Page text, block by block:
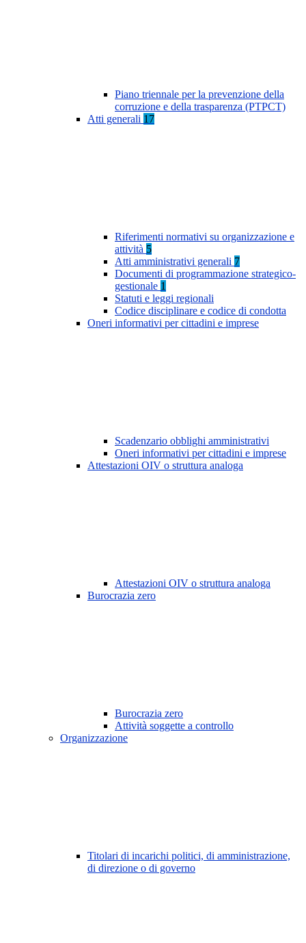
Piano triennale per la prevenzione della
corruzione e della trasparenza (PTPCT)
Atti generali 17
Riferimenti normativi su organizzazione e
attività 5
Atti amministrativi generali 7
Documenti di programmazione strategico-
gestionale 1
Statuti e leggi regionali
Codice disciplinare e codice di condotta
Oneri informativi per cittadini e imprese
Scadenzario obblighi amministrativi
Oneri informativi per cittadini e imprese
Attestazioni OIV o struttura analoga
Attestazioni OIV o struttura analoga
Burocrazia zero
Burocrazia zero
Attività soggette a controllo
Organizzazione
Titolari di incarichi politici, di amministrazione,
di direzione o di governo